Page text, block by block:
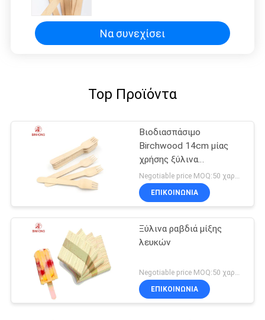
cOem διασπάσιμο
Να συνεχίσει
Top Προϊόντα
Βιοδιασπάσιμο
Birchwood 14cm μίας
χρήσης ξύλινα
μαχαιροπήρουνα
Negotiable price MOQ:50 χαρτοκιβώτιο
ΕΠΙΚΟΙΝΩΝΙΑ
Ξύλινα ραβδιά μίξης
λευκών
ΕΠΙΚΟΙΝΩΝΙΑ